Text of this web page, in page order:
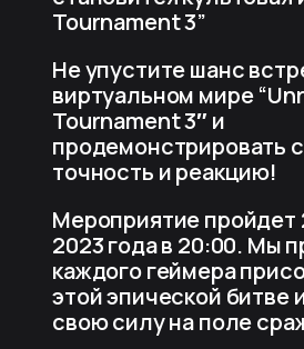
Tournament 3”
Не упустите шанс
виртуальном мире
Tournament 3″ и
продемонстрировать
точность и реакцию!
Мероприятие пройдет
2023 года в 20:00. Мы
каждого геймера
этой эпической битве
свою силу на поле